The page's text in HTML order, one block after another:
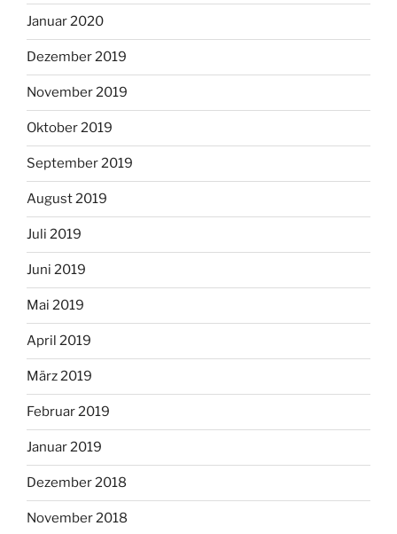
Januar 2020
Dezember 2019
November 2019
Oktober 2019
September 2019
August 2019
Juli 2019
Juni 2019
Mai 2019
April 2019
März 2019
Februar 2019
Januar 2019
Dezember 2018
November 2018